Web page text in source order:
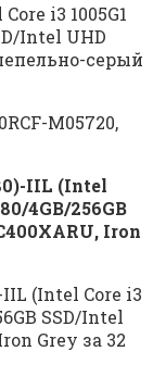
i3 1005G1
Intel UHD
серый
M05720,
IIL (Intel
4GB/256GB
Iron
IIL (Intel Core i3
SSD/Intel
Grey за 32